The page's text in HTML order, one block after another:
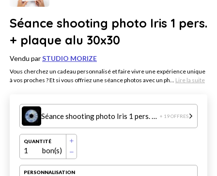
Séance shooting photo Iris 1 pers.
+ plaque alu 30x30
Vendu parSTUDIO MORIZE
Vous cherchez un cadeau personnalisé et faire vivre une expérience unique
à vos proches ? Et si vous offriez une séance photos avec un ph... Lire la suite
Séance shooting photo Iris 1 pers. + plaque alu 30x30 + 19 OFFRES
QUANTITÉ
1 bon(s)
PERSONNALISATION